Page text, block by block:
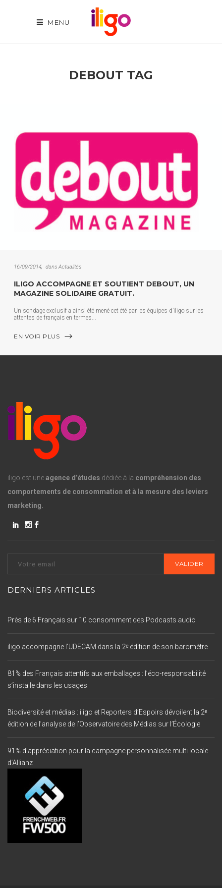
MENU
DEBOUT TAG
16/09/2014 dans Actualités
ILIGO ACCOMPAGNE ET SOUTIENT DEBOUT, UN
MAGAZINE SOLIDAIRE GRATUIT.
Un sondage exclusif a ainsi été mené cet été par les équipes d’iligo sur les
attentes de français en termes
EN VOIR PLUS
iligo est uneagence d’études dédiée à la compréhension des
comportements de consommation et à la mesure des leviers
marketing.
DERNIERS ARTICLES
Près de 6 Français sur 10 consomment des Podcasts audio
iligo accompagne l’UDECAM dans la 2ᵉ édition de son baromètre
81% des Français attentifs aux emballages : l’éco-responsabilité
s’installe dans les usages
Biodiversité et médias : iligo et Reporters d’Espoirs dévoilent la 2ᵉ
édition de l’analyse de l’Observatoire des Médias sur l’Écologie
91% d’appréciation pour la campagne personnalisée multi locale
d’Allianz